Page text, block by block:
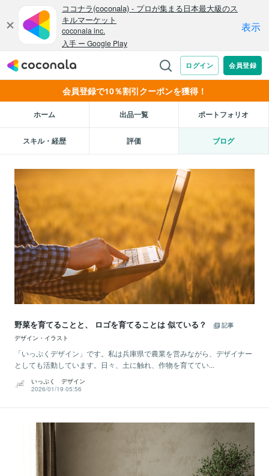
会員登録で10％割引クーポンを獲得！
ホーム 出品一覧 ポートフォリオ
スキル・経歴 評価 ブログ
野菜を育てることと、 ロゴを育てることは 似ている？
記事
デザイン・イラスト
「いっぷくデザイン」です。私は兵庫県で農業を営みながら、デザイナー
としても活動しています。日々、土に触れ、作物を育ててい...
いっぷく デザイン
2026/01/19 05:56